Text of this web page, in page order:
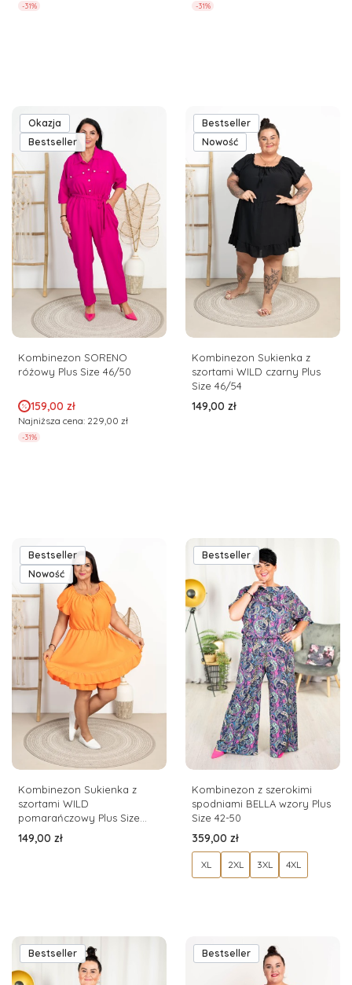
-31% -31%
Okazja
Bestseller
Kombinezon SORENO
różowy Plus Size 46/50
Cena promocyjna
159,00 zł
Najniższa cena: 229,00 zł
-31%
Bestseller
Nowość
Kombinezon Sukienka z
szortami WILD czarny Plus
Size 46/54
Cena
149,00 zł
Bestseller
Nowość
Kombinezon Sukienka z
szortami WILD
pomarańczowy Plus Size
46/54
Cena
149,00 zł
Bestseller
Kombinezon z szerokimi
spodniami BELLA wzory Plus
Size 42-50
Cena
359,00 zł
XL 2XL 3XL 4XL
Bestseller Bestseller